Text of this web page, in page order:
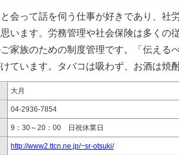
会って話を伺う仕事が好きであり、社
います。労務管理や社会保険は多くの
家族のための制度管理です。「伝える
ています。タバコは吸わず、お酒は焼
大月
04-2936-7854
9：30～20：00 日祝休業日
http://www2.ttcn.ne.jp/~sr-otsuki/